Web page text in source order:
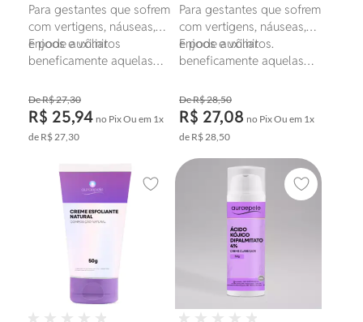
Para gestantes que sofrem
com vertigens, náuseas,
enjoos e vômitos
E pode auxiliar
beneficamente aquelas
aborto espontâneo.
R$ 27,30
R$ 25,94 no PixOu em 1x
de R$ 27,30
Para gestantes que sofrem
com vertigens, náuseas,
enjoos e vômitos.
E pode auxiliar
beneficamente aquelas
aborto espontâneo.
R$ 28,50
R$ 27,08 no PixOu em 1x
de R$ 28,50
Adicionar aos favoritos Adicionar